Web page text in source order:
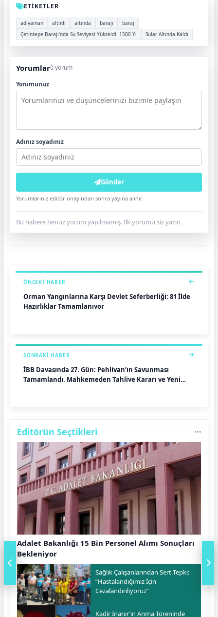
ETİKETLER
adıyaman altınlı altında barajı
baraj
Çetintepe Barajı’nda Su Seviyesi Yükseldi: 1500 Yı
Sular Altında Kaldı
Yorumlar0 yorum
Yorumunuz
Adınız soyadınız
Gönder
Yorumlarınız editör onayından sonra yayına alınır.
Bu habere henüz yorum yapılmamış. İlk yorumu siz yazın.
ÖNCEKI HABER
Orman Yangınlarına Karşı Devlet Seferberliği: 81 İlde
Hazırlıklar Tamamlanıyor
SONRAKI HABER
İBB Davasında 27. Gün: Pehlivan’ın Savunması
Tamamlandı, Mahkemeden Tahliye Kararı ve Yeni
Editörün Seçtikleri
Adalet Bakanlığı 15 Bin Personel Alımı Sonuçları
Bekleniyor
Sağlık Çalışanlarından Sert Tepki:
“Hastalandığımız İçin
Cezalandırılıyoruz”
Kadir İnanır’ın Anma Töreninde